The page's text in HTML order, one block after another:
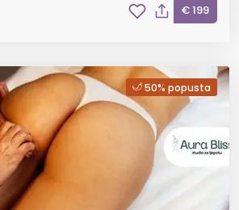
€ 199
50% popusta